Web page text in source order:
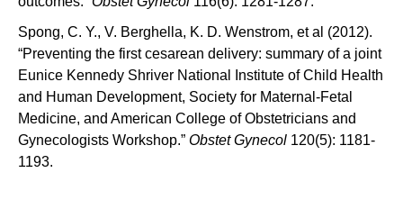
Spong, C. Y., V. Berghella, K. D. Wenstrom, et al (2012).
“Preventing the first cesarean delivery: summary of a joint
Eunice Kennedy Shriver National Institute of Child Health
and Human Development, Society for Maternal-Fetal
Medicine, and American College of Obstetricians and
Gynecologists Workshop.” Obstet Gynecol 120(5): 1181-
1193.